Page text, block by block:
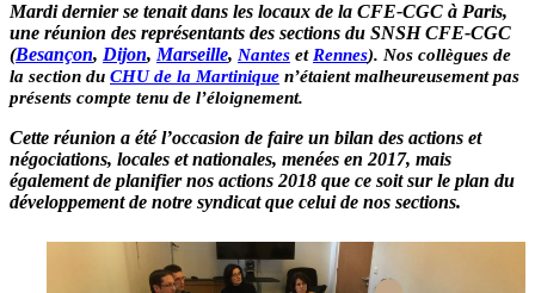
Mardi dernier se tenait dans les locaux de la CFE-CGC à Paris,
une réunion des représentants des sections du SNSH CFE-CGC
(Besançon, Dijon, Marseille, Nantes et Rennes). Nos collègues de
la section du CHU de la Martinique n’étaient malheureusement pas
présents compte tenu de l’éloignement.
Cette réunion a été l’occasion de faire un bilan des actions et
négociations, locales et nationales, menées en 2017, mais
également de planifier nos actions 2018 que ce soit sur le plan du
développement de notre syndicat que celui de nos sections.